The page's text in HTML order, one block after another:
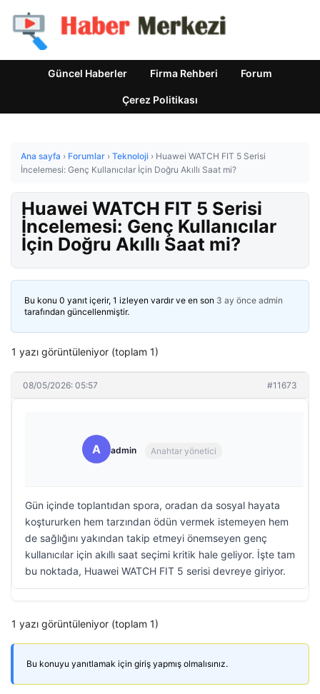
Güncel Haberler Firma Rehberi Forum
Çerez Politikası
Ana sayfa › Forumlar › Teknoloji › Huawei WATCH FIT 5 Serisi
İncelemesi: Genç Kullanıcılar İçin Doğru Akıllı Saat mi?
Huawei WATCH FIT 5 Serisi
İncelemesi: Genç Kullanıcılar
İçin Doğru Akıllı Saat mi?
Bu konu 0 yanıt içerir, 1 izleyen vardır ve en son 3 ay önce admin
tarafından güncellenmiştir.
1 yazı görüntüleniyor (toplam 1)
08/05/2026: 05:57 #11673
A admin Anahtar yönetici
Gün içinde toplantıdan spora, oradan da sosyal hayata
koştururken hem tarzından ödün vermek istemeyen hem
de sağlığını yakından takip etmeyi önemseyen genç
kullanıcılar için akıllı saat seçimi kritik hale geliyor. İşte tam
bu noktada, Huawei WATCH FIT 5 serisi devreye giriyor.
1 yazı görüntüleniyor (toplam 1)
Bu konuyu yanıtlamak için giriş yapmış olmalısınız.